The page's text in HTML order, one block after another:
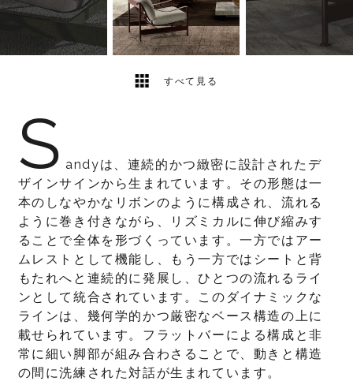
すべて見る
S andyは、連続的かつ緻密に設計されたデ
ザインサインから生まれています。その形態は一
本のしなやかなリボンのように構成され、流れる
ように巻き付きながら、リズミカルに伸び縮みす
ることで全体を形づくっています。一方ではアー
ムレストとして機能し、もう一方ではシートと背
もたれへと連続的に発展し、ひとつの流れるライ
ンとして統合されています。このダイナミックな
ラインは、幾何学的かつ厳密なベース構造の上に
載せられています。フラットバーによる構成と非
常に細い脚部が組み合わさることで、動きと構造
の間に洗練された対話が生まれています。